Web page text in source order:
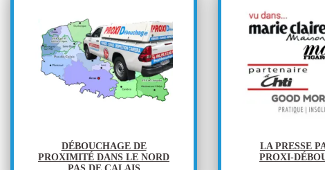
DÉBOUCHAGE DE
PROXIMITÉ DANS LE NORD
LA PRESSE
PROXI-